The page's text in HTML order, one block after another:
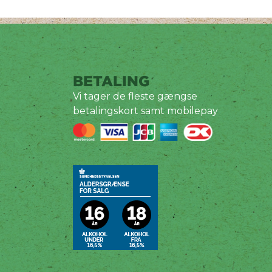
BETALING
Vi tager de fleste gængse
betalingskort samt mobilepay